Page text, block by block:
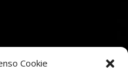
Cookie